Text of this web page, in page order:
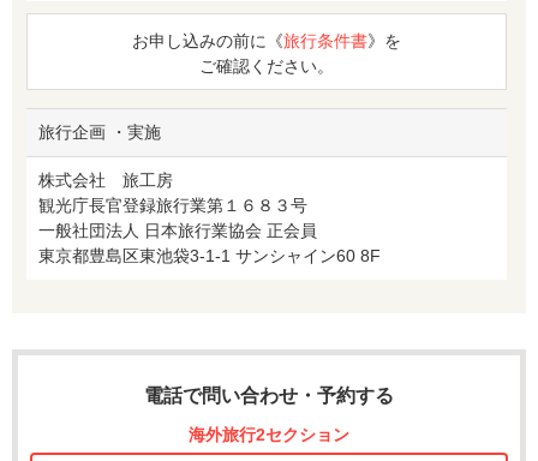
お申し込みの前に《旅行条件書》を
ご確認ください。
旅行企画 ・実施
株式会社 旅工房
観光庁長官登録旅行業第１６８３号
一般社団法人 日本旅行業協会 正会員
東京都豊島区東池袋3-1-1 サンシャイン60 8F
電話で問い合わせ・予約する
海外旅行2セクション